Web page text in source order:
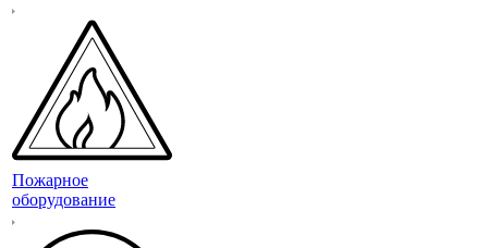
Пожарное
оборудование